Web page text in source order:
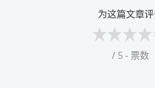
为这篇文章
/ 5 - 票数